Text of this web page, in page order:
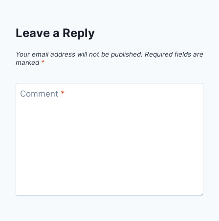
Leave a Reply
Your email address will not be published. Required fields are
marked *
Comment *